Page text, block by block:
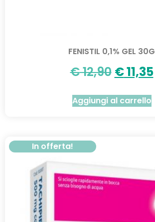
FENISTIL 0,1% GEL 30G
€12,90 €11,35
Aggiungi al carrello
In offerta!